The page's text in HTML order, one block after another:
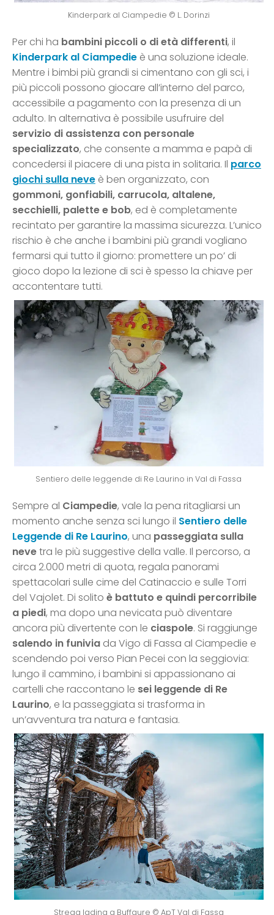
Kinderpark al Ciampedie © L. Dorinzi
Per chi ha bambini piccoli o di età differenti, il
Kinderpark al Ciampedie è una soluzione ideale.
Mentre i bimbi più grandi si cimentano con gli sci, i
più piccoli possono giocare all’interno del parco,
accessibile a pagamento con la presenza di un
adulto. In alternativa è possibile usufruire del
servizio di assistenza con personale
specializzato, che consente a mamma e papà di
concedersi il piacere di una pista in solitaria. Il parco
giochi sulla neve è ben organizzato, con
gommoni, gonfiabili, carrucola, altalene,
secchielli, palette e bob, ed è completamente
recintato per garantire la massima sicurezza. L’unico
rischio è che anche i bambini più grandi vogliano
fermarsi qui tutto il giorno: promettere un po’ di
gioco dopo la lezione di sci è spesso la chiave per
accontentare tutti.
Sentiero delle leggende di Re Laurino in Val di Fassa
Sempre al Ciampedie, vale la pena ritagliarsi un
momento anche senza sci lungo il Sentiero delle
Leggende di Re Laurino, una passeggiata sulla
nevetra le più suggestive della valle. Il percorso, a
circa 2.000 metri di quota, regala panorami
spettacolari sulle cime del Catinaccio e sulle Torri
del Vajolet. Di solito è battuto e quindi percorribile
a piedi, ma dopo una nevicata può diventare
ancora più divertente con le ciaspole. Si raggiunge
salendo in funivia da Vigo di Fassa al Ciampedie e
scendendo poi verso Pian Pecei con la seggiovia:
lungo il cammino, i bambini si appassionano ai
cartelli che raccontano le sei leggende di Re
Laurino, e la passeggiata si trasforma in
un’avventura tra natura e fantasia.
Strega ladina a Buffaure © ApT Val di Fassa